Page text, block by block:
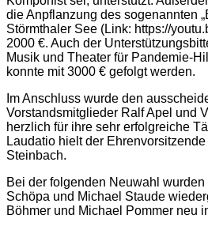
die Anpflanzung des sogenannten
Störmthaler See (Link: https://
2000 €. Auch der
Musik und Theater für Pandemie-
konnte mit 3000 € gefolgt werden.
Im Anschluss wurde den
Vorstandsmitglieder Ralf Apel und
herzlich für ihre sehr erfolgreiche
Laudatio hielt der
Steinbach.
Bei der folgenden Neuwahl wurden
Schöpa und Michael Staude
Böhmer und Michael Pommer neu